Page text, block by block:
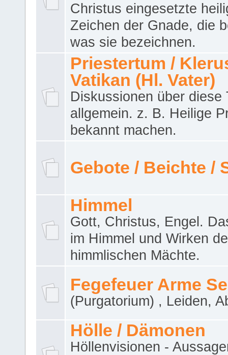
Christus eingesetzte
Zeichen der Gnade, die
was sie bezeichnen.
Priestertum /
Vatikan (Hl. Vater)
Diskussionen über diese
allgemein. z. B. Heilige
bekannt machen.
Gebote / Beichte /
Himmel
Gott, Christus, Engel.
im Himmel und Wirken
himmlischen Mächte.
Fegefeuer Arme
(Purgatorium) , Leiden,
Hölle / Dämonen
Höllenvisionen -